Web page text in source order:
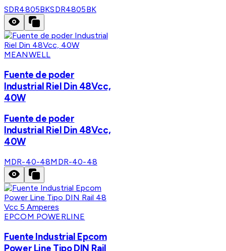
SDR4805BKSDR4805BK
MEANWELL
Fuente de poder
Industrial Riel Din 48Vcc,
40W
Fuente de poder
Industrial Riel Din 48Vcc,
40W
MDR-40-48MDR-40-48
EPCOM POWERLINE
Fuente Industrial Epcom
Power Line Tipo DIN Rail